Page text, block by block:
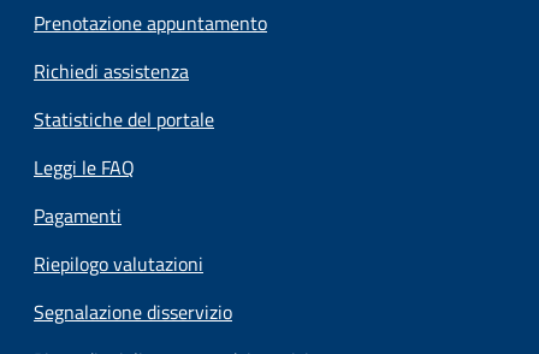
Prenotazione appuntamento
Richiedi assistenza
Statistiche del portale
Leggi le FAQ
Pagamenti
Riepilogo valutazioni
Segnalazione disservizio